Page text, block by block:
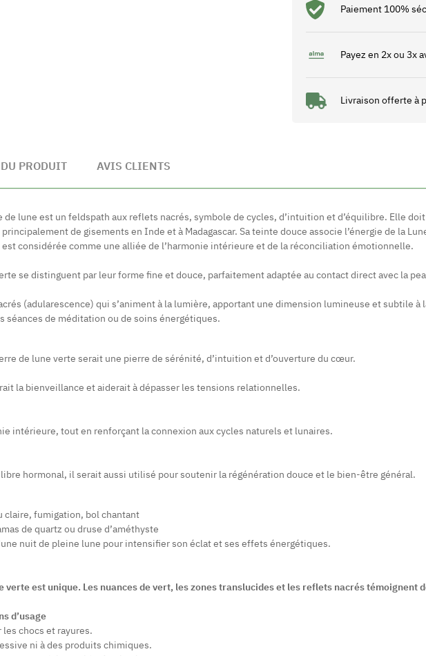
Paiement 100%
Payez en 2x ou 3x
Livraison offerte à
PRODUIT AVIS CLIENTS
lune est un feldspath aux reflets nacrés, symbole de cycles, d’intuition et d’équilibre. Elle
de gisements en Inde et à Madagascar. Sa teinte douce associe l’énergie de la
considérée comme une alliée de l’harmonie intérieure et de la réconciliation émotionnelle.
se distinguent par leur forme fine et douce, parfaitement adaptée au contact direct avec la
(adularescence) qui s’animent à la lumière, apportant une dimension lumineuse et subtile
séances de méditation ou de soins énergétiques.
de lune verte serait une pierre de sérénité, d’intuition et d’ouverture du cœur.
la bienveillance et aiderait à dépasser les tensions relationnelles.
intérieure, tout en renforçant la connexion aux cycles naturels et lunaires.
hormonal, il serait aussi utilisé pour soutenir la régénération douce et le bien-être général.
claire, fumigation, bol chantant
de quartz ou druse d’améthyste
nuit de pleine lune pour intensifier son éclat et ses effets énergétiques.
verte est unique. Les nuances de vert, les zones translucides et les reflets nacrés
d’usage
chocs et rayures.
ni à des produits chimiques.